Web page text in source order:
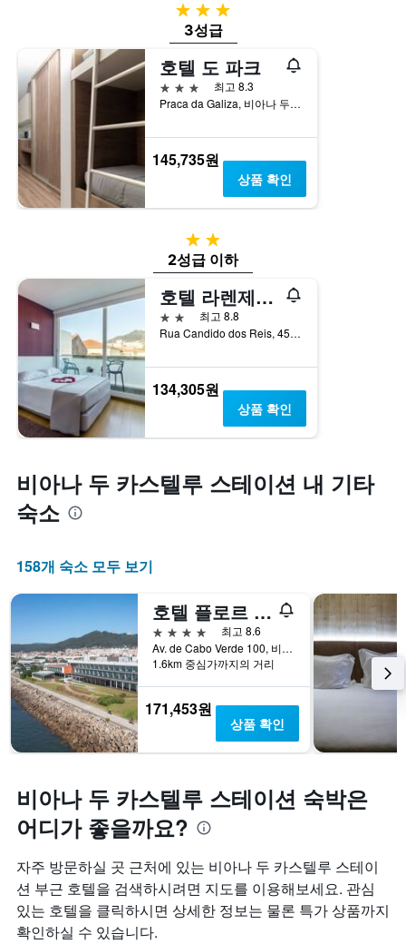
3성급
3성급
호텔 도 파크
3성급
최고 8.3
Praca da Galiza, 비아나 두 카스텔루, 비아나두카스텔루, 포르투갈
145,735원
상품 확인
2성급
2성급 이하
호텔 라렌제이라
2성급
최고 8.8
Rua Candido dos Reis, 45, 비아나 두 카스텔루, 비아나두카스텔루, 포르투갈
134,305원
상품 확인
비아나 두 카스텔루 스테이션 내 기타
숙소
158개 숙소 모두 보기
호텔 플로르 드 살 바이 디 에디토리
4성급
최고 8.6
Av. de Cabo Verde 100, 비아나 두 카스텔루, 비아나두카스텔루, 포르투갈
1.6km 중심가까지의 거리
171,453원
상품 확인
비아나 두 카스텔루 스테이션 숙박은
어디가 좋을까요?
자주 방문하실 곳 근처에 있는 비아나 두 카스텔루 스테이
션 부근 호텔을 검색하시려면 지도를 이용해보세요. 관심
있는 호텔을 클릭하시면 상세한 정보는 물론 특가 상품까지
확인하실 수 있습니다.